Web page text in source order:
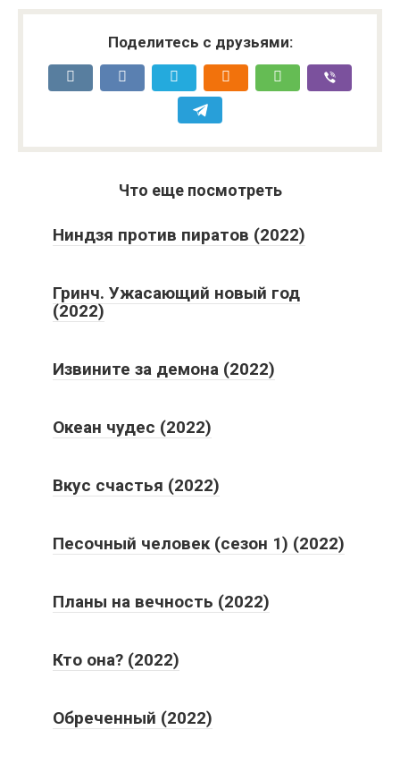
Поделитесь с друзьями:
Что еще посмотреть
Ниндзя против пиратов (2022)
Гринч. Ужасающий новый год
(2022)
Извините за демона (2022)
Океан чудес (2022)
Вкус счастья (2022)
Песочный человек (сезон 1) (2022)
Планы на вечность (2022)
Кто она? (2022)
Обреченный (2022)